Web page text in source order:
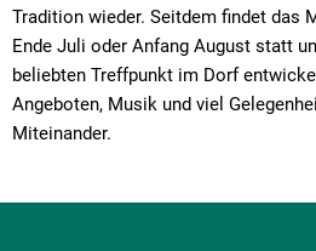
Tradition wieder. Seitdem findet das
Ende Juli oder Anfang August statt
beliebten Treffpunkt im Dorf
Angeboten, Musik und viel
Miteinander.